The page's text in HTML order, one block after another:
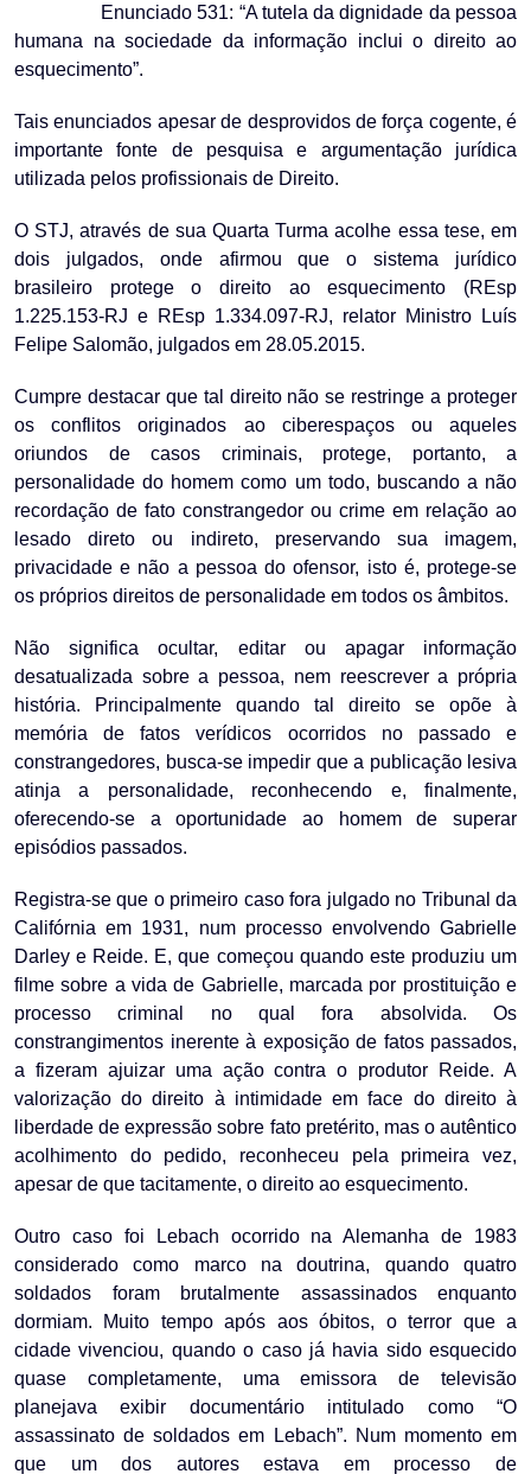
Enunciado 531: “A tutela da dignidade da pessoa
humana na sociedade da informação inclui o direito ao
esquecimento”.
Tais enunciados apesar de desprovidos de força cogente, é
importante fonte de pesquisa e argumentação jurídica
utilizada pelos profissionais de Direito.
O STJ, através de sua Quarta Turma acolhe essa tese, em
dois julgados, onde afirmou que o sistema jurídico
brasileiro protege o direito ao esquecimento (REsp
1.225.153-RJ e REsp 1.334.097-RJ, relator Ministro Luís
Felipe Salomão, julgados em 28.05.2015.
Cumpre destacar que tal direito não se restringe a proteger
os conflitos originados ao ciberespaços ou aqueles
oriundos de casos criminais, protege, portanto, a
personalidade do homem como um todo, buscando a não
recordação de fato constrangedor ou crime em relação ao
lesado direto ou indireto, preservando sua imagem,
privacidade e não a pessoa do ofensor, isto é, protege-se
os próprios direitos de personalidade em todos os âmbitos.
Não significa ocultar, editar ou apagar informação
desatualizada sobre a pessoa, nem reescrever a própria
história. Principalmente quando tal direito se opõe à
memória de fatos verídicos ocorridos no passado e
constrangedores, busca-se impedir que a publicação lesiva
atinja a personalidade, reconhecendo e, finalmente,
oferecendo-se a oportunidade ao homem de superar
episódios passados.
Registra-se que o primeiro caso fora julgado no Tribunal da
Califórnia em 1931, num processo envolvendo Gabrielle
Darley e Reide. E, que começou quando este produziu um
filme sobre a vida de Gabrielle, marcada por prostituição e
processo criminal no qual fora absolvida. Os
constrangimentos inerente à exposição de fatos passados,
a fizeram ajuizar uma ação contra o produtor Reide. A
valorização do direito à intimidade em face do direito à
liberdade de expressão sobre fato pretérito, mas o autêntico
acolhimento do pedido, reconheceu pela primeira vez,
apesar de que tacitamente, o direito ao esquecimento.
Outro caso foi Lebach ocorrido na Alemanha de 1983
considerado como marco na doutrina, quando quatro
soldados foram brutalmente assassinados enquanto
dormiam. Muito tempo após aos óbitos, o terror que a
cidade vivenciou, quando o caso já havia sido esquecido
quase completamente, uma emissora de televisão
planejava exibir documentário intitulado como “O
assassinato de soldados em Lebach”. Num momento em
que um dos autores estava em processo de